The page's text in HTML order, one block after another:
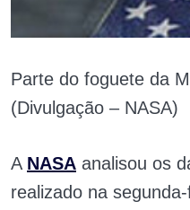
Parte do foguete da
(Divulgação – NASA)
A NASA analisou os
realizado na